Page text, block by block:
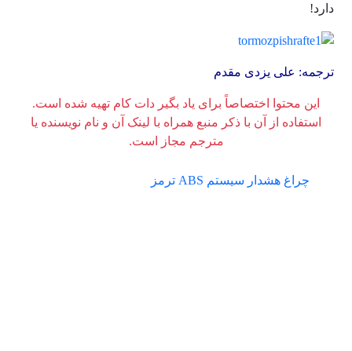
دارد!
ترجمه: علی یزدی مقدم
این محتوا اختصاصاً برای یاد بگیر دات کام تهیه شده است.
استفاده از آن با ذکر منبع همراه با لینک آن و نام نویسنده یا
مترجم مجاز است.
چراغ هشدار سیستم ABS ترمز